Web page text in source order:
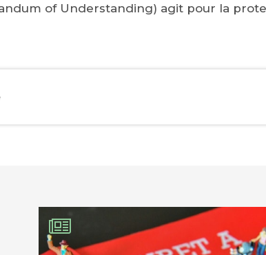
of Understanding) agit pour la